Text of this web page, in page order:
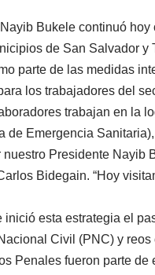
Bukele continuó
de San Salvador y
parte de las medidas
los trabajadores del
trabajan en la
de Emergencia
Presidente Nayib
Bidegain. “Hoy
esta estrategia el
Civil (PNC) y
Penales fueron parte de